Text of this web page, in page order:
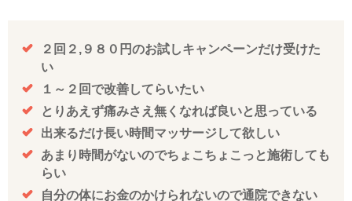
２回２,９８０円のお試しキャンペーンだけ受けた
い
１～２回で改善してらいたい
とりあえず痛みさえ無くなれば良いと思っている
出来るだけ長い時間マッサージして欲しい
あまり時間がないのでちょこちょこっと施術しても
らい
自分の体にお金のかけられないので通院できない